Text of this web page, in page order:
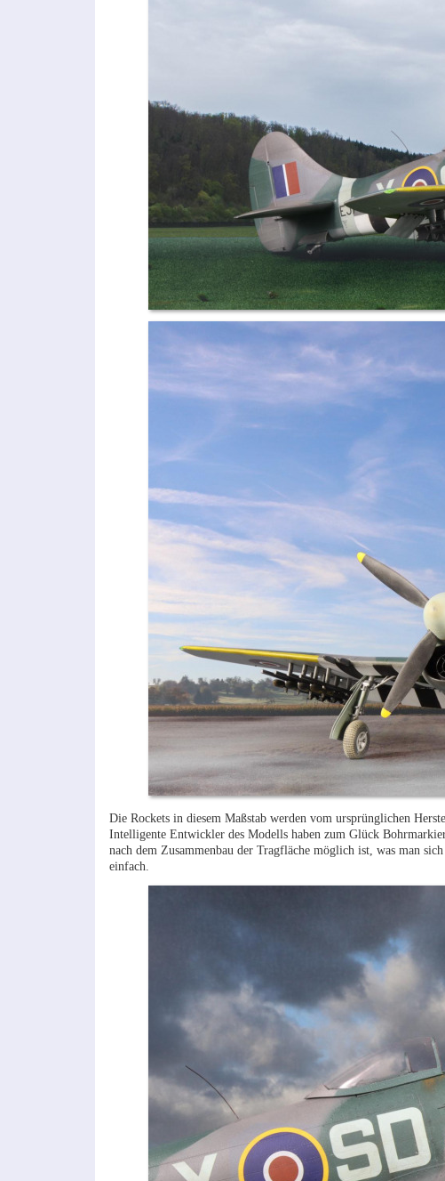
Die Rockets in diesem Maßstab werden vom ursprünglichen
Intelligente Entwickler des Modells haben zum Glück
nach dem Zusammenbau der Tragfläche möglich ist, was man
einfach.